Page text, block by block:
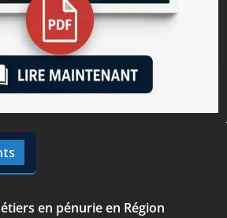
en pénurie en Région